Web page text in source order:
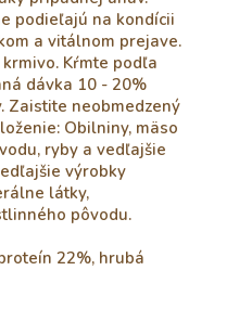
podieľajú na kondícii
a vitálnom prejave.
Kŕmte podľa
dávka 10 - 20%
Zaistite neobmedzený
Obilniny, mäso
ryby a vedľajšie
výrobky
látky,
pôvodu.
22%, hrubá